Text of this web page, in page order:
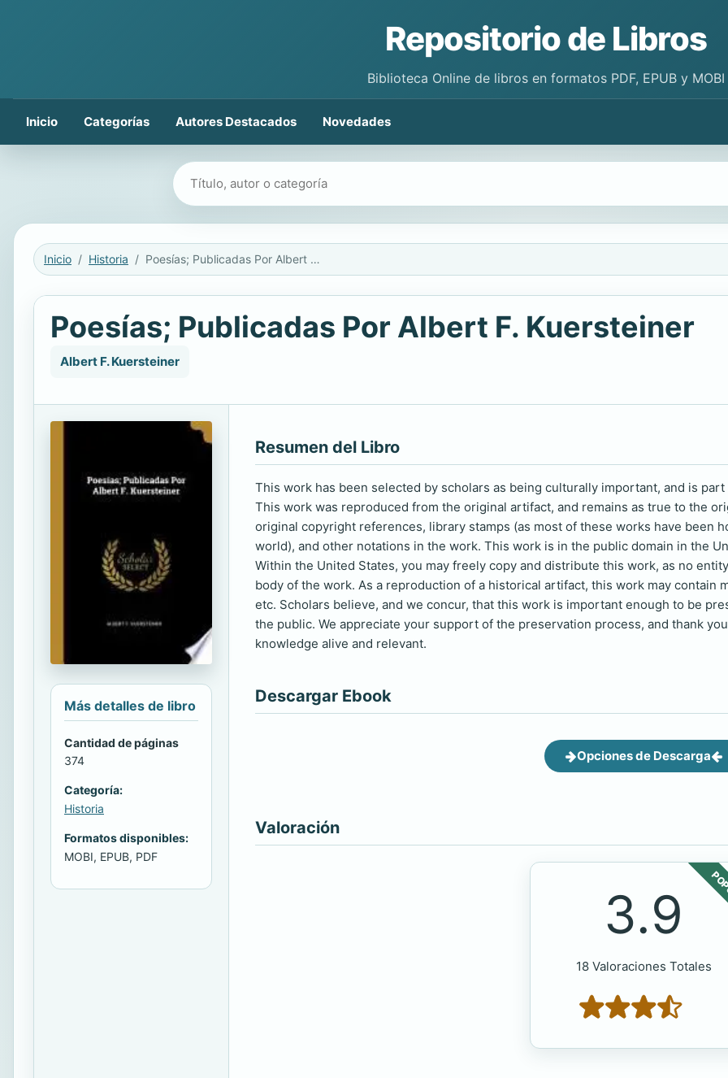
Repositorio de Libros
Biblioteca Online de libros en formatos PDF, EPUB y MOBI
Inicio Categorías Autores Destacados Novedades
Buscar libros
Inicio Historia Poesías; Publicadas Por Albert F. Kuersteiner
Poesías; Publicadas Por Albert F. Kuersteiner
Albert F. Kuersteiner
Más detalles de libro
Cantidad de páginas
374
Categoría:
Historia
Formatos disponibles:
MOBI, EPUB, PDF
Resumen del Libro
This work has been selected by scholars as being culturally important, and is
This work was reproduced from the original artifact, and remains as true to the
original copyright references, library stamps (as most of these works have been
world), and other notations in the work. This work is in the public domain in the
Within the United States, you may freely copy and distribute this work, as no
body of the work. As a reproduction of a historical artifact, this work may contain
etc. Scholars believe, and we concur, that this work is important enough to be
the public. We appreciate your support of the preservation process, and thank
knowledge alive and relevant.
Descargar Ebook
Opciones de Descarga
Valoración
3.9
18 Valoraciones Totales